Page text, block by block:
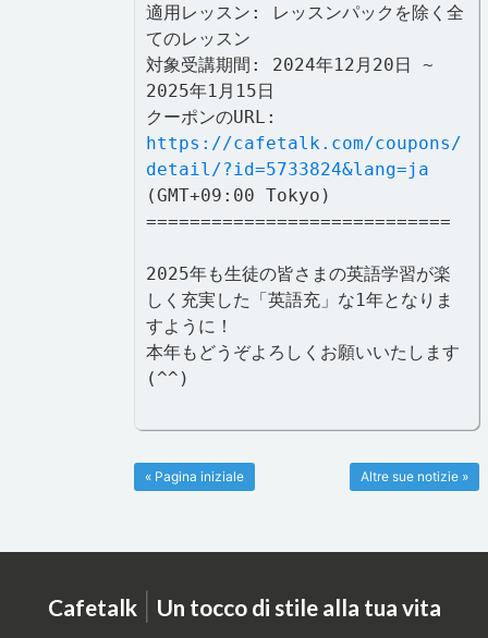
適用レッスン: レッスンパックを除く全
てのレッスン
対象受講期間: 2024年12月20日 ~
2025年1月15日
クーポンのURL:
https://cafetalk.com/coupons/
detail/?id=5733824&lang=ja
(GMT+09:00 Tokyo)
============================
2025年も生徒の皆さまの英語学習が楽
しく充実した「英語充」な1年となりま
すように！
本年もどうぞよろしくお願いいたします
(^^)
Altre sue notizie »
« Pagina iniziale
Cafetalk | Un tocco di stile alla tua vita